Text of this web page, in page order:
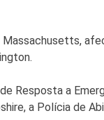
Resposta a
a Polícia de